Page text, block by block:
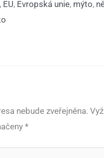
, EU, Evropská unie, mýto,
nebude zveřejněna.
*